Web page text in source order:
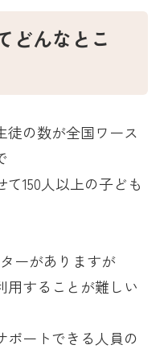
どんなとこ
徒の数が全国ワース
て150人以上の子ども
ーがありますが
用することが難しい
ポートできる人員の